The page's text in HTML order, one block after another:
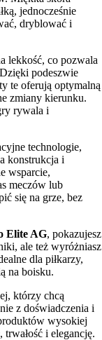
jednocześnie
dryblować i
lekkość, co pozwala
podeszwie
te oferują optymalną
zmiany kierunku.
rywala i
technologie,
konstrukcja i
wsparcie,
meczów lub
się na grze, bez
Elite AG, pokazujesz
ale też wyróżniasz
dla piłkarzy,
na boisku.
którzy chcą
z doświadczenia i
wysokiej
i elegancję.